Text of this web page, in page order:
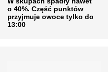
o 40%. Część punktów
przyjmuje owoce tylko do
13:00